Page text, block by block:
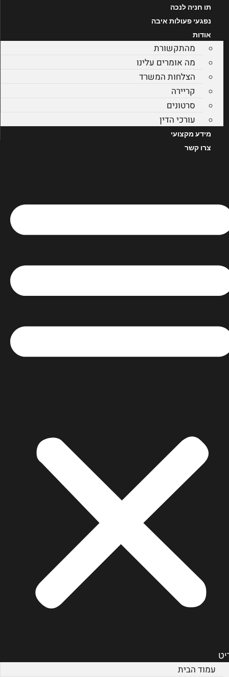
תו חניה לנכה
נפגעי פעולות איבה
אודות
מהתקשורת
מה אומרים עלינו
הצלחות המשרד
קריירה
סרטונים
עורכי הדין
מידע מקצועי
צרו קשר
עמוד הבית